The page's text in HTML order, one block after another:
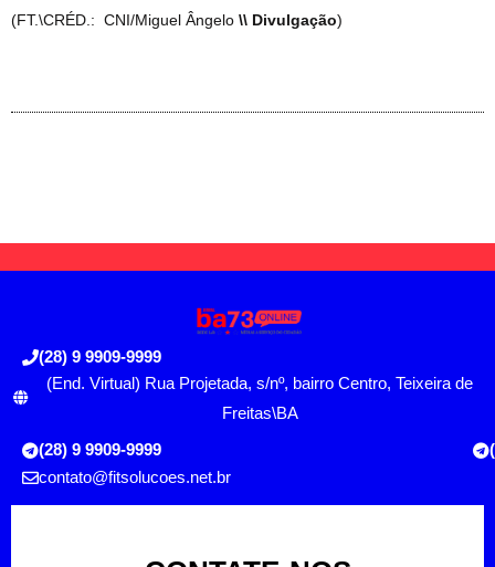
(FT.\CRÉD.: CNI/Miguel Ângelo \\ Divulgação)
(28) 9 9909-9999
(End. Virtual) Rua Projetada, s/nº, bairro Centro, Teixeira de
Freitas\BA
(28) 9 9909-9999
contato@fitsolucoes.net.br